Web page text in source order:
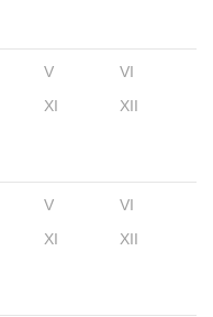
V
VI
XI XII
V
VI
XI XII